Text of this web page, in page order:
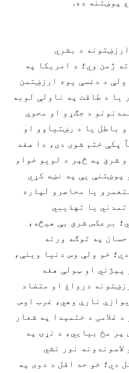
د بشري
ژمن وي؛ د امریکا په
د دغسې یوه ارزښتمن
یا د طاقت په ناولې لوبه
د جګړو او محوې
باطل یا د رښتیاوو او
پکې ختم شوی دی، دا هغه
شرق په څېر د لویو خواو
پوښتنې یې په نښه کړي
یا محاصرو لپاره
تمدني یا تهذیبي
برعکس شرق بې هیڅه،
په توګه ورته
خو ولې وس دنیا وینې،
او ټولې هغه
درواغ او متضاد
نارې وهي، غرب اوس
غلامی د ختمېدا په شعار
پر مخ بیايي، د نړۍ په
نور نشي
دي؛ خو حد اقل د دوی په